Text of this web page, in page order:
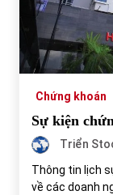
Chứng khoán
Sự kiện
Triển
Thông tin lịch
về các doanh